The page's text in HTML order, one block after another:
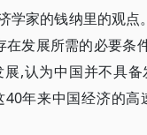
学家的钱纳里的观
发展所需的必要条
,认为中国并不具
40年来中国经济的